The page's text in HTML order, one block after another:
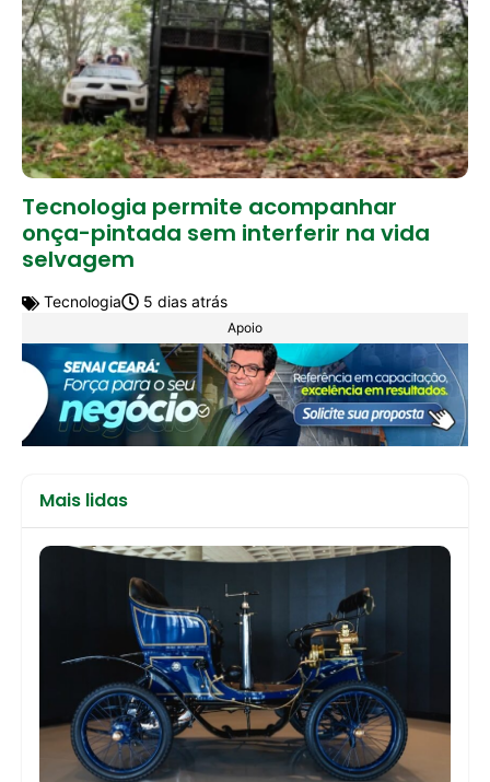
Tecnologia permite acompanhar
onça-pintada sem interferir na vida
selvagem
Tecnologia 5 dias atrás
Apoio
Mais lidas